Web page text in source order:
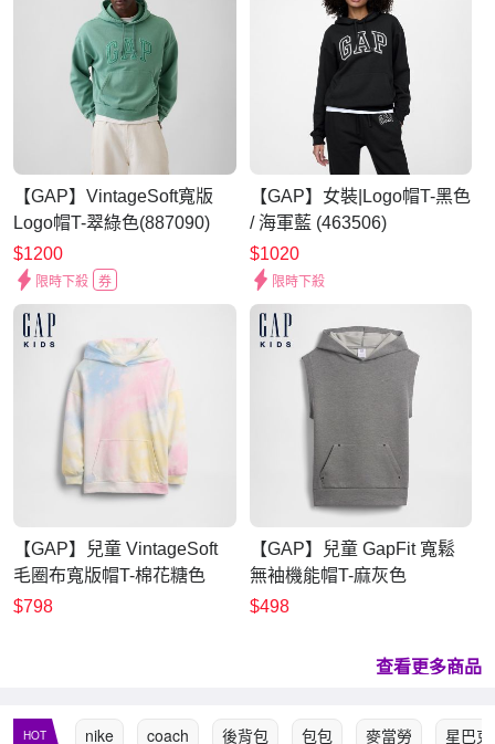
【GAP】VintageSoft寬版
Logo帽T-翠綠色(887090)
$1200
限時下殺 券
【GAP】女裝|Logo帽T-黑色
/ 海軍藍 (463506)
$1020
限時下殺
【GAP】兒童 VintageSoft
毛圈布寬版帽T-棉花糖色
(898774)
$798
【GAP】兒童 GapFit 寬鬆
無袖機能帽T-麻灰色
(884158)
$498
查看更多商品
HOT nike coach 後背包 包包 麥當勞 星巴克